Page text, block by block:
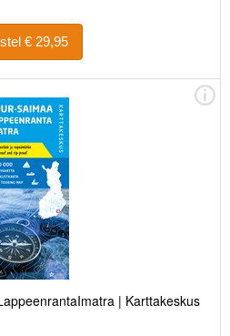
Bestel € 29,95
| Karttakeskus